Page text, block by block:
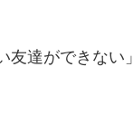
達ができない」